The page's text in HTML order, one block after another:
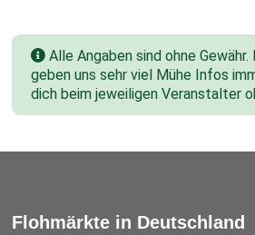
Alle Angaben sind ohne
geben uns sehr viel Mühe Infos
dich beim jeweiligen Veranstalter
Flohmärkte in Deutschland